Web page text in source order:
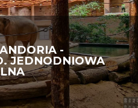
-
JEDNODNIOWA